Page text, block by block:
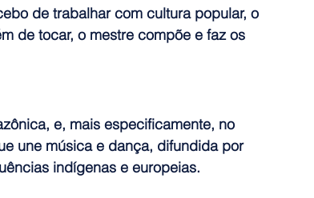
de trabalhar com cultura popular, o
de tocar, o mestre compõe e faz os
e, mais especificamente, no
une música e dança, difundida por
indígenas e europeias.